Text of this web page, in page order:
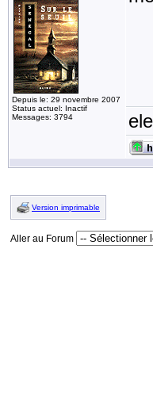
Depuis le: 29 novembre 2007
Status actuel: Inactif
Messages: 3794
Version imprimable
Aller au Forum